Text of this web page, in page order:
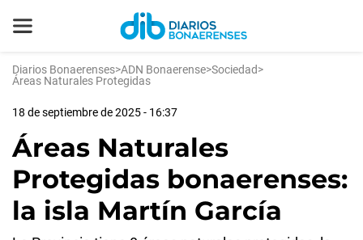
Diarios Bonaerenses>ADN Bonaerense>Sociedad>
Áreas Naturales Protegidas
18 de septiembre de 2025 - 16:37
Áreas Naturales
Protegidas bonaerenses:
la isla Martín García